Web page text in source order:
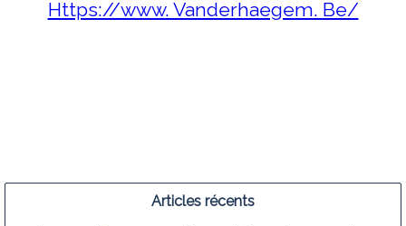
Https://www. Vanderhaegem. Be/
Articles récents